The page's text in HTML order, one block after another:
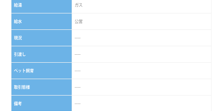
給湯 ガス
給水 公営
現況 ----
引渡し ----
ペット飼育 ----
取引態様 ----
備考 ----